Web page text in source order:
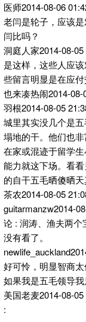
医师2014-08-06
老闫是轮子，应该
闫比吗？
洞庭人家2014-08-
是这样，这些人应
些留言明显是在应付
也来凑热闹2014-
羽根2014-08-05
城里其实没几个是
塌地的干。他们也
在家或混迹于留学
能力就这下场。看
的自干五毛晒傻晒
茶农2014-08-05
guitarmanzw2014-
论 : 润涛、渔夫两
没有看了。
好可怜，明显智商
如果我是五毛领导我
美国老麦2014-08-
: